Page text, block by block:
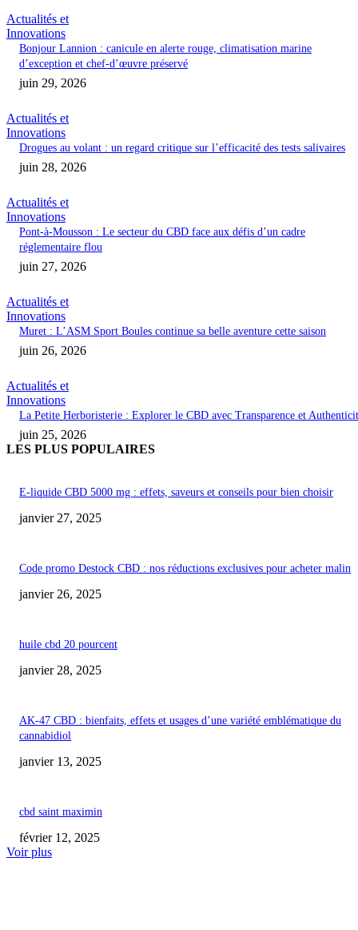
Actualités et
Innovations
Bonjour Lannion : canicule en alerte rouge, climatisation marine
d’exception et chef-d’œuvre préservé
juin 29, 2026
Actualités et
Innovations
Drogues au volant : un regard critique sur l’efficacité des tests salivaires
juin 28, 2026
Actualités et
Innovations
Pont-à-Mousson : Le secteur du CBD face aux défis d’un cadre
réglementaire flou
juin 27, 2026
Actualités et
Innovations
Muret : L’ASM Sport Boules continue sa belle aventure cette saison
juin 26, 2026
Actualités et
Innovations
La Petite Herboristerie : Explorer le CBD avec Transparence et
juin 25, 2026
LES PLUS POPULAIRES
E-liquide CBD 5000 mg : effets, saveurs et conseils pour bien choisir
janvier 27, 2025
Code promo Destock CBD : nos réductions exclusives pour acheter malin
janvier 26, 2025
huile cbd 20 pourcent
janvier 28, 2025
AK-47 CBD : bienfaits, effets et usages d’une variété emblématique du
cannabidiol
janvier 13, 2025
cbd saint maximin
février 12, 2025
Voir plus